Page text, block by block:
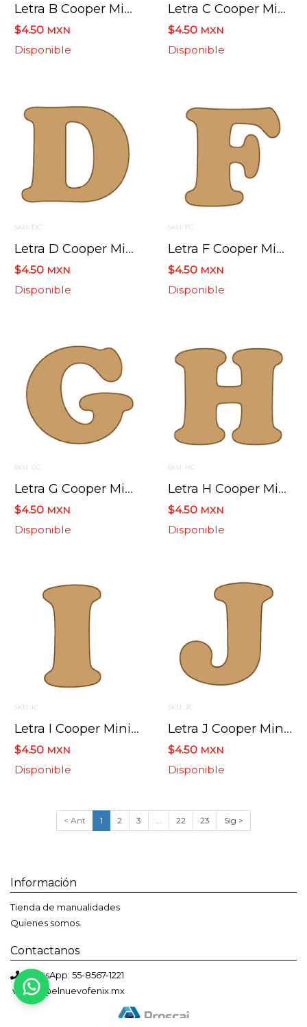
Letra B Cooper Mini 4 X 6 Cms.
$4.50 MXN
Disponible
Letra C Cooper Mini 4 X 6 Cms.
$4.50 MXN
Disponible
SKU: DC
Letra D Cooper Mini 4 X 6 Cms.
$4.50 MXN
Disponible
SKU: FC
Letra F Cooper Mini 4 X 6 Cms.
$4.50 MXN
Disponible
SKU: GC
Letra G Cooper Mini 4 X 6 Cms.
$4.50 MXN
Disponible
SKU: HC
Letra H Cooper Mini 4 X 6 Cms.
$4.50 MXN
Disponible
SKU: IC
Letra I Cooper Mini 4 X 6 Cms.
$4.50 MXN
Disponible
SKU: JC
Letra J Cooper Mini 4 X 6 Cms.
$4.50 MXN
Disponible
< Ant 1 2 3 ... 22 23 Sig >
Información
Tienda de manualidades
Quienes somos.
Contactanos
WhatsApp: 55-8567-1221
ventas@elnuevofenix.mx
Bienvenido a El Nuevo Fénix
Solemos responder en menos de una hora